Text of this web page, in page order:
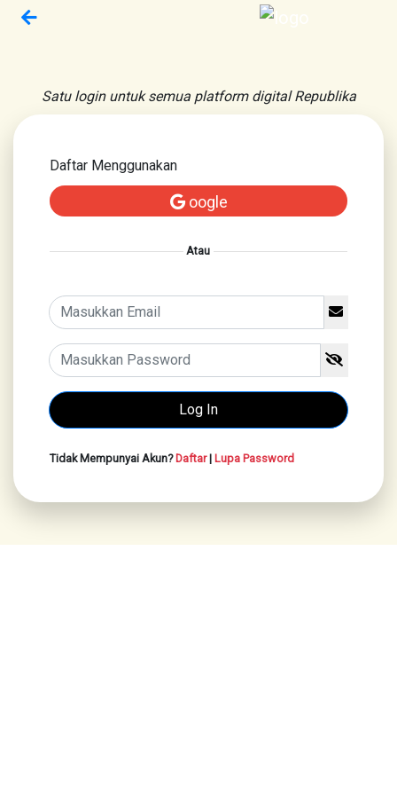
Satu login untuk semua platform digital Republika
Daftar Menggunakan
oogle
Atau
Tidak Mempunyai Akun?Daftar| Lupa Password